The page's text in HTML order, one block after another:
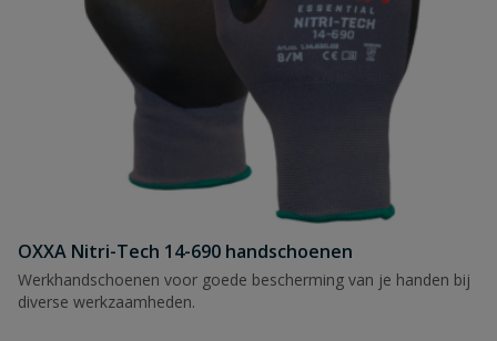
OXXA Nitri-Tech 14-690 handschoenen
Werkhandschoenen voor goede bescherming van je handen bij
diverse werkzaamheden.